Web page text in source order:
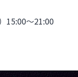
15:00〜21:00